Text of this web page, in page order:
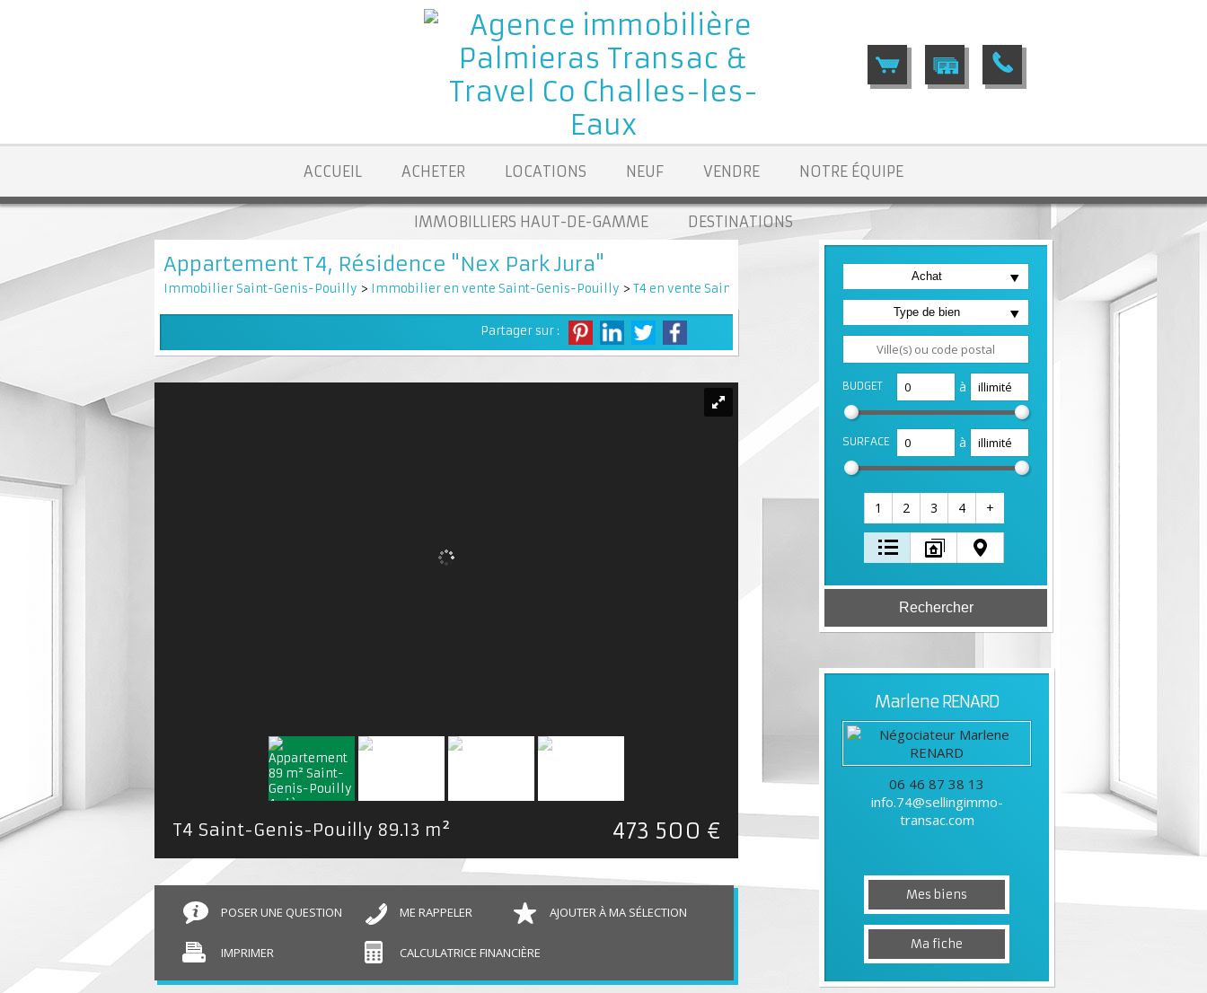
ACCUEIL ACHETER LOCATIONS NEUF VENDRE NOTRE ÉQUIPE
IMMOBILLIERS HAUT-DE-GAMME DESTINATIONS
Achat
Type de bien
BUDGET à
SURFACE à
1 2 3 4 +
MarleneRENARD
06 46 87 38 13
info.74@sellingimmo-
transac.com
Mes biens
Ma fiche
Appartement T4, Résidence "Nex Park Jura"
Immobilier Saint-Genis-Pouilly > Immobilier en vente Saint-Genis-Pouilly > T4 en vente Saint-Genis-Pouilly > T4 VA2592
Partager sur :
T4 Saint-Genis-Pouilly 89.13 m² 473 500 €
POSER UNE QUESTION ME RAPPELER AJOUTER À MA SÉLECTION
IMPRIMER CALCULATRICE FINANCIÈRE